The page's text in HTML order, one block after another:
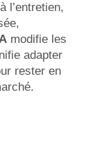
l’entretien,
modifie les
adapter
rester en